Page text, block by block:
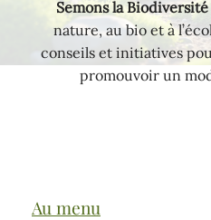
Semons la Biodiversité
nature, au bio et à
conseils et initiatives
promouvoir un
Au menu